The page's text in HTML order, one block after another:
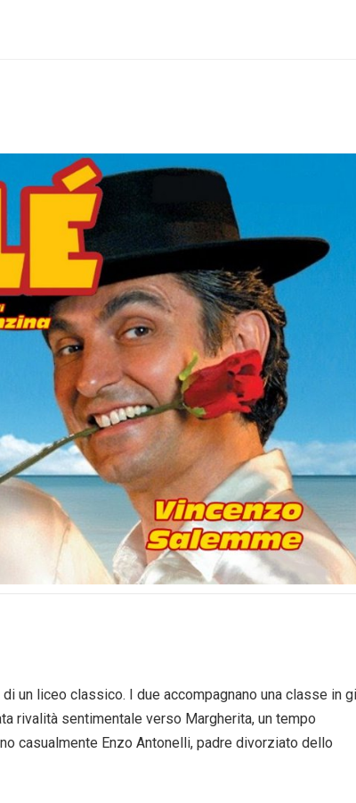
un liceo classico. I due accompagnano una classe in
rivalità sentimentale verso Margherita, un tempo
casualmente Enzo Antonelli, padre divorziato dello